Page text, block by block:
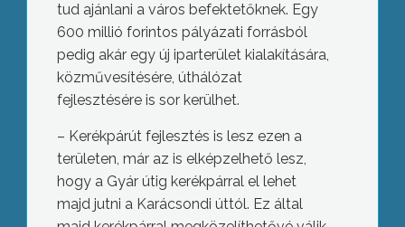
tud ajánlani a város befektetőknek. Egy
600 millió forintos pályázati forrásból
pedig akár egy új iparterület kialakítására,
közművesítésére, úthálózat
fejlesztésére is sor kerülhet.
– Kerékpárút fejlesztés is lesz ezen a
területen, már az is elképzelhető lesz,
hogy a Gyár útig kerékpárral el lehet
majd jutni a Karácsondi úttól. Ez által